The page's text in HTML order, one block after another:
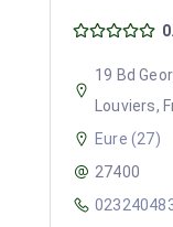
19 Bd
Louviers,
Eure (27)
27400